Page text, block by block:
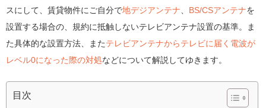
スにして、賃貸物件にご自分で地デジアンテナ BS/CSアンテナを
設置する場合の、規約に抵触しないテレビアンテナ設置の基準。ま
た具体的な設置方法、またテレビアンテナからテレビに届く電波が
レベル0になった際の対処などについて解説してゆきます。
目次